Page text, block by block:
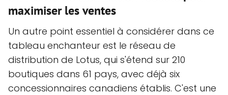
maximiser les ventes
Un autre point essentiel à considérer dans ce
tableau enchanteur est le réseau de
distribution de Lotus, qui s'étend sur 210
boutiques dans 61 pays, avec déjà six
concessionnaires canadiens établis. C'est une